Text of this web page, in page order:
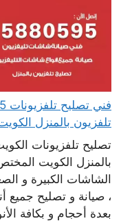
تلفزيون بالمنزل
تصليح تلفزيونات
بالمنزل الكويت
الشاشات الكبيرة و
، صيانة و تصليح جميع
بعدة أحجام و بكافة